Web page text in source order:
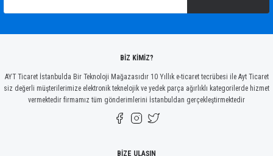
Gönder
BİZ KİMİZ?
AYT Ticaret İstanbulda Bir Teknoloji Mağazasıdır 10 Yıllık e-ticaret tecrübesi ile Ayt Ticaret
siz değerli müşterilerimize elektronik teknelojik ve yedek parça ağırlıklı kategorilerde hizmet
vermektedir firmamız tüm gönderimlerini İstanbuldan gerçekleştirmektedir
BİZE ULAŞIN